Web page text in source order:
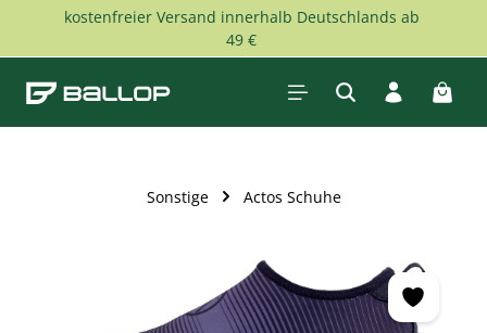
Zum Hauptinhalt springen
kostenfreier Versand innerhalb Deutschlands ab
49 €
Sonstige Actos Schuhe